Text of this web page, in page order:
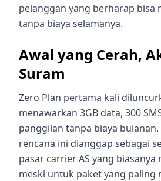
pelanggan yang berharap bisa
tanpa biaya selamanya.
Awal yang Cerah,
Suram
Zero Plan pertama kali
menawarkan 3GB data, 300
panggilan tanpa biaya bulanan.
rencana ini dianggap sebagai
pasar carrier AS yang biasanya
meski untuk paket yang paling